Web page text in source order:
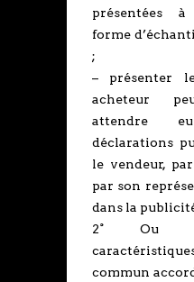
présentées à
forme
;
– présenter
acheteur
attendre
déclarations
le vendeur,
par son
dans la
2° Ou
commun